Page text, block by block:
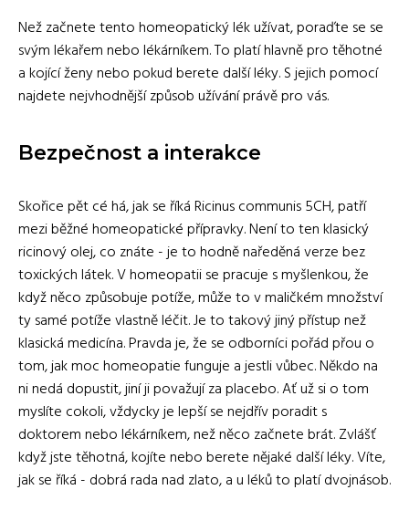
Než začnete tento homeopatický lék užívat, poraďte se se
svým lékařem nebo lékárníkem. To platí hlavně pro těhotné
a kojící ženy nebo pokud berete další léky. S jejich pomocí
najdete nejvhodnější způsob užívání právě pro vás.
Bezpečnost a interakce
Skořice pět cé há, jak se říká Ricinus communis 5CH, patří
mezi běžné homeopatické přípravky. Není to ten klasický
ricinový olej, co znáte - je to hodně naředěná verze bez
toxických látek. V homeopatii se pracuje s myšlenkou, že
když něco způsobuje potíže, může to v maličkém množství
ty samé potíže vlastně léčit. Je to takový jiný přístup než
klasická medicína. Pravda je, že se odborníci pořád přou o
tom, jak moc homeopatie funguje a jestli vůbec. Někdo na
ni nedá dopustit, jiní ji považují za placebo. Ať už si o tom
myslíte cokoli, vždycky je lepší se nejdřív poradit s
doktorem nebo lékárníkem, než něco začnete brát. Zvlášť
když jste těhotná, kojíte nebo berete nějaké další léky. Víte,
jak se říká - dobrá rada nad zlato, a u léků to platí dvojnásob.